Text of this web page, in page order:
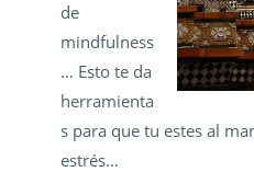
de
mindfulness
… Esto te da
herramienta
s para que tu estes al
estrés…